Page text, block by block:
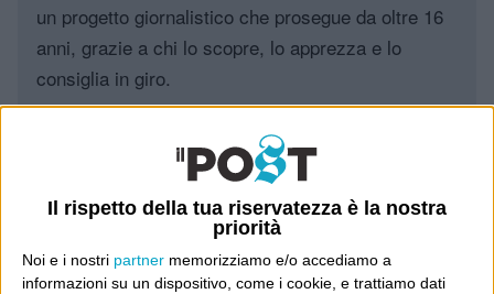
Il rispetto della tua riservatezza è la nostra
priorità
Noi e i nostri partner memorizziamo e/o accediamo a
informazioni su un dispositivo, come i cookie, e trattiamo dati
un progetto giornalistico che prosegue da oltre 16
anni, grazie a chi lo scopre, lo apprezza e lo
consiglia in giro.
Leggi il Post, magari ti piace
Luca Sofri Wittgenstein